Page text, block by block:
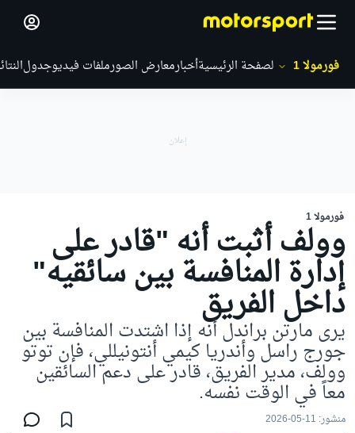
فورمولا 1 الصفحة الرئيسيةأخبارمعارض الصورملفات فيديوجدول
فورمولا 1
وولف أثبت أنه "قادر على
إدارة المنافسة بين سائقيه"
داخل الفريق
يرى مارتن براندل أنه إذا اشتدت المنافسة بين
جورج راسل وأندريا كيمي أنتونيللي، فإن توتو
وولف، مدير الفريق، قادر على دعم السائقين
معاً في الوقت نفسه.
منشور: 11-05-2026